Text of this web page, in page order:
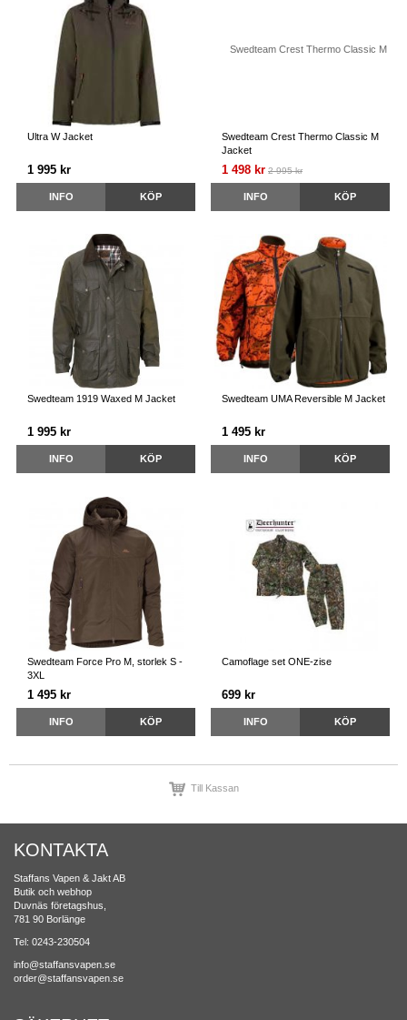
Ultra W Jacket
1 995 kr
INFO KÖP
Swedteam Crest Thermo Classic M
Jacket
1 498 kr 2 995 kr
INFO KÖP
Swedteam 1919 Waxed M Jacket
1 995 kr
INFO KÖP
Swedteam UMA Reversible M Jacket
1 495 kr
INFO KÖP
Swedteam Force Pro M, storlek S -
3XL
1 495 kr
INFO KÖP
Camoflage set ONE-zise
699 kr
INFO KÖP
Till Kassan
KONTAKTA
Staffans Vapen & Jakt AB
Butik och webhop
Duvnäs företagshus,
781 90 Borlänge
Tel: 0243-230504
info@staffansvapen.se
order@staffansvapen.se